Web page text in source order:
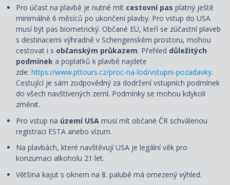
Pro účast na plavbě je nutné mít cestovní pas platný ještě
minimálně 6 měsíců po ukončení plavby. Pro vstup do USA
musí být pas biometrický. Občané EU, kteří se zúčastní plaveb
s destinacemi výhradně v Schengenském prostoru, mohou
cestovat i s občanským průkazem. Přehled důležitých
podmínek a poplatků k plavbě najdete
zde: https://www.pttours.cz/proc-na-lod/vstupni-pozadavky.
Cestující je sám zodpovědný za dodržení vstupních podmínek
do všech navštívených zemí. Podmínky se mohou kdykoli
změnit.
Pro vstup na území USA musí mít občané ČR schválenou
registraci ESTA anebo vízum.
Na plavbách, které navštěvují USA je legální věk pro
konzumaci alkoholu 21 let.
Většina kajut s oknem na 8. palubě má omezený výhled.